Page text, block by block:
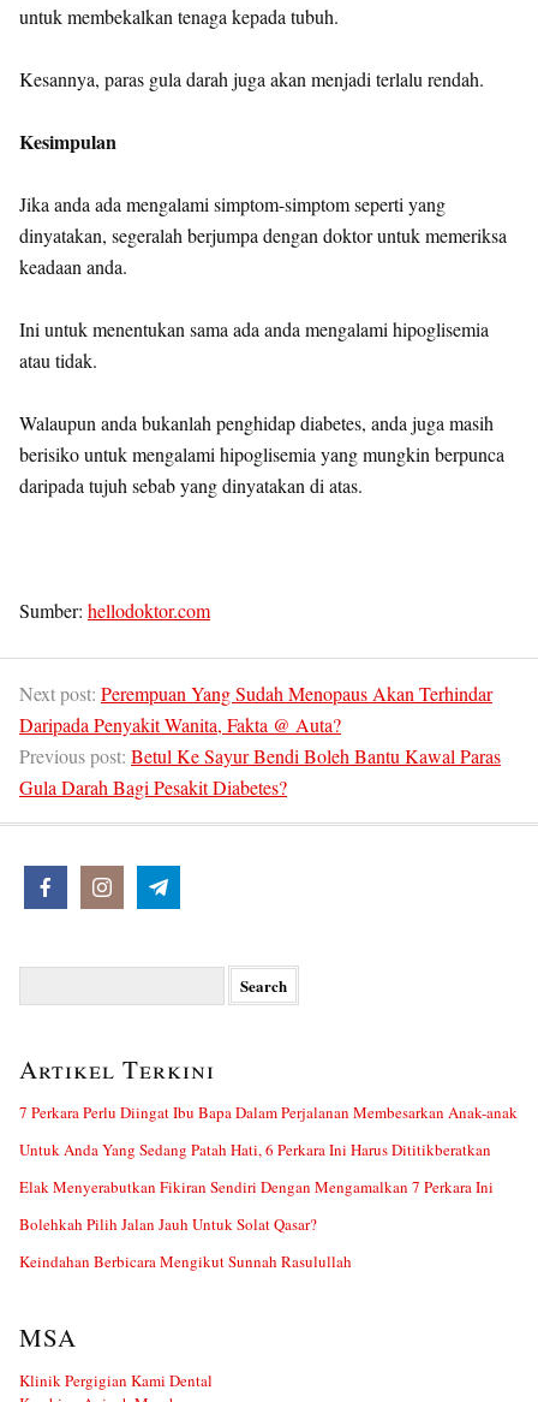
untuk membekalkan tenaga kepada tubuh.
Kesannya, paras gula darah juga akan menjadi terlalu rendah.
Kesimpulan
Jika anda ada mengalami simptom-simptom seperti yang
dinyatakan, segeralah berjumpa dengan doktor untuk memeriksa
keadaan anda.
Ini untuk menentukan sama ada anda mengalami hipoglisemia
atau tidak.
Walaupun anda bukanlah penghidap diabetes, anda juga masih
berisiko untuk mengalami hipoglisemia yang mungkin berpunca
daripada tujuh sebab yang dinyatakan di atas.
Sumber: hellodoktor.com
Next post: Perempuan Yang Sudah Menopaus Akan Terhindar
Daripada Penyakit Wanita, Fakta @ Auta?
Previous post: Betul Ke Sayur Bendi Boleh Bantu Kawal Paras
Gula Darah Bagi Pesakit Diabetes?
Artikel Terkini
7 Perkara Perlu Diingat Ibu Bapa Dalam Perjalanan Membesarkan Anak-anak
Untuk Anda Yang Sedang Patah Hati, 6 Perkara Ini Harus Dititikberatkan
Elak Menyerabutkan Fikiran Sendiri Dengan Mengamalkan 7 Perkara Ini
Bolehkah Pilih Jalan Jauh Untuk Solat Qasar?
Keindahan Berbicara Mengikut Sunnah Rasulullah
MSA
Klinik Pergigian Kami Dental